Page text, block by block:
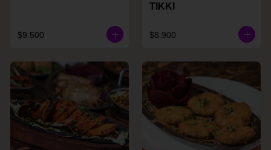
$9.500
TIKKI
$8.900